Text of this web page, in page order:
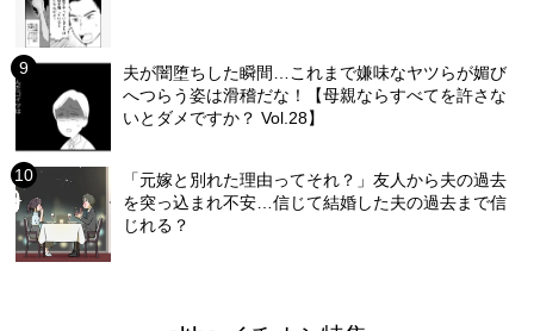
夫が闇堕ちした瞬間…これまで嫌味なヤツらが媚び
へつらう姿は滑稽だな！【母親ならすべてを許さな
いとダメですか？ Vol.28】
「元嫁と別れた理由ってそれ？」友人から夫の過去
を突っ込まれ不安…信じて結婚した夫の過去まで信
じれる？